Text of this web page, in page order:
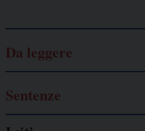
Da leggere
Sentenze